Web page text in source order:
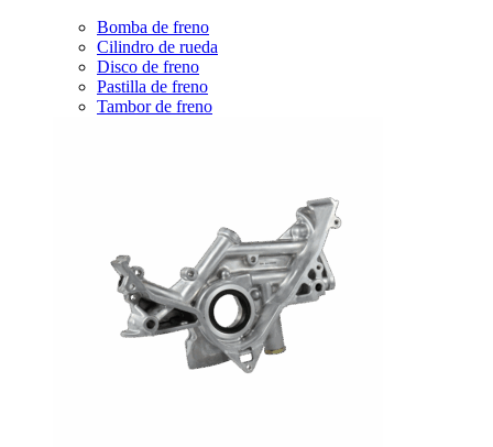
Bomba de freno
Cilindro de rueda
Disco de freno
Pastilla de freno
Tambor de freno